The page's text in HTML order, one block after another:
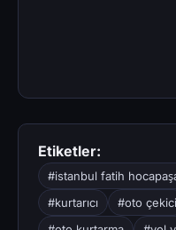
Etiketler:
#istanbul fatih
#kurtarıcı
#oto çekici